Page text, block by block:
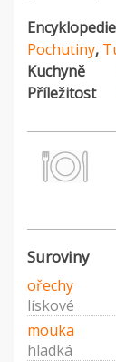
Encyklopedie
Pochutiny,
Kuchyně
Příležitost
Suroviny
ořechy
lískové
mouka
hladká